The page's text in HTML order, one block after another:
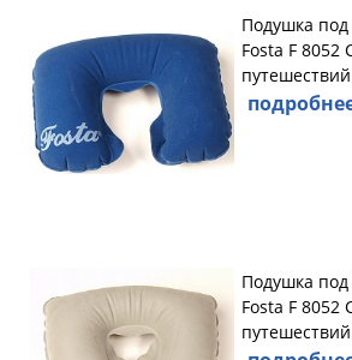
Подушка под
Fosta F 8052
путешествий
Подушка под
Fosta F 8052
путешествий